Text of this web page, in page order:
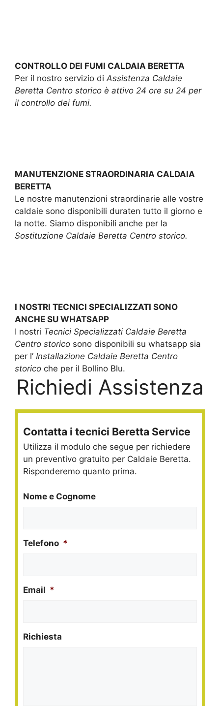
CONTROLLO DEI FUMI CALDAIA BERETTA
Per il nostro servizio diAssistenza Caldaie
Beretta Centro storico è attivo 24 ore su 24 per
il controllo dei fumi.
MANUTENZIONE STRAORDINARIA CALDAIA
BERETTA
Le nostre manutenzioni straordinarie alle vostre
caldaie sono disponibili duraten tutto il giorno e
la notte. Siamo disponibili anche per la
Sostituzione Caldaie Beretta Centro storico.
I NOSTRI TECNICI SPECIALIZZATI SONO
ANCHE SU WHATSAPP
I nostri Tecnici Specializzati Caldaie Beretta
Centro storico sono disponibili su whatsapp sia
per l’ Installazione Caldaie Beretta Centro
storico che per il Bollino Blu.
Richiedi Assistenza
Contatta i tecnici Beretta Service
Utilizza il modulo che segue per richiedere
un preventivo gratuito per Caldaie Beretta.
Risponderemo quanto prima.
Nome e Cognome
Telefono *
Email *
Richiesta